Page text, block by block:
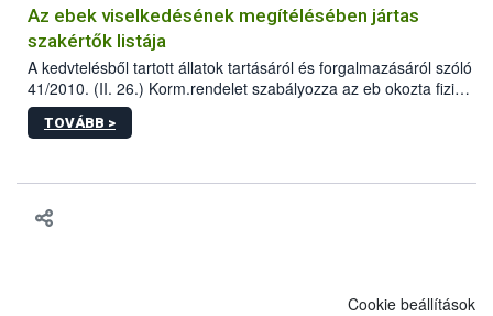
Az ebek viselkedésének megítélésében jártas
szakértők listája
A kedvtelésből tartott állatok tartásáról és forgalmazásáról szóló
41/2010. (II. 26.) Korm.rendelet szabályozza az eb okozta fizikai
sérülés, illetve ennek veszélye keletkezésekor felmerülő
hatósági feladatokat, valamint a veszélyes eb tartását és annak
TOVÁBB >
Cookie beállítások